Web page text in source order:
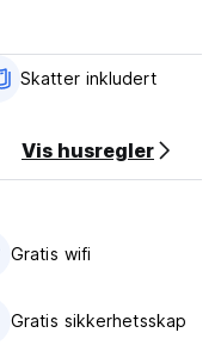
Skatter inkludert
Vis husregler
Gratis wifi‎
Gratis sikkerhetsskap